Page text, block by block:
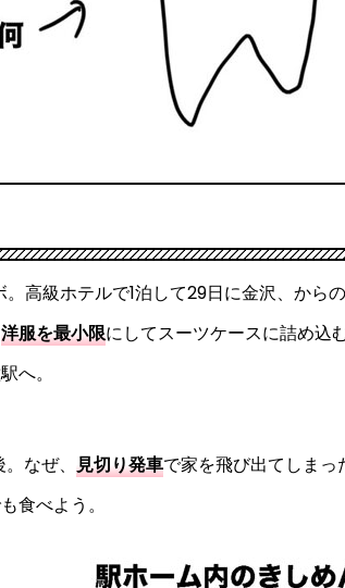
高級ホテルで1泊して29日に金沢、からの
洋服を最小限にしてスーツケースに詰め込む
へ。
なぜ、 見切り発車で家を飛び出てしまっ
食べよう。